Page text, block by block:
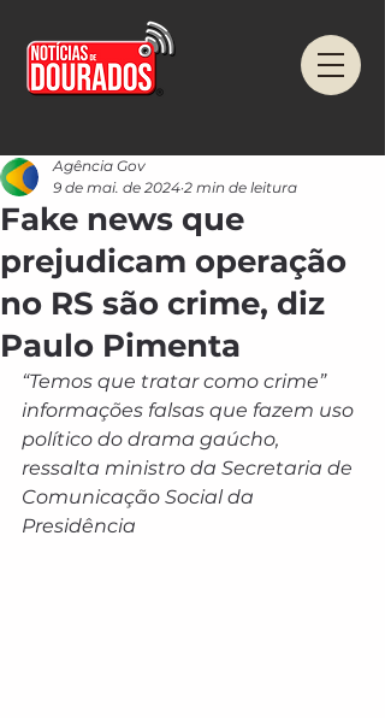
Fake news que
prejudicam operação
no RS são crime, diz
Paulo Pimenta
Agência Gov
9 de mai. de 2024 2 min de leitura
“Temos que tratar como crime”
informações falsas que fazem uso
político do drama gaúcho,
ressalta ministro da Secretaria de
Comunicação Social da
Presidência